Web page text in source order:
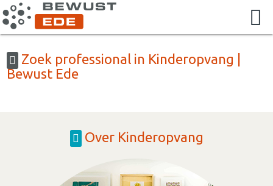
Zoek professional in Kinderopvang |
Bewust Ede
Over Kinderopvang